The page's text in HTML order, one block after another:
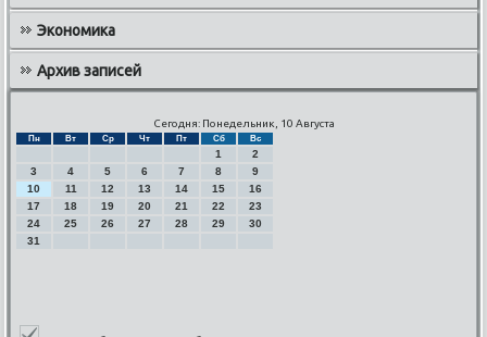
Экономика
Архив записей
Сегодня: Понедельник, 10 Августа
Пн Вт Ср Чт Пт Сб Вс
1
2
3
4 5 6 7 8
9
10
11 12 13 14 15
16
17
18 19 20 21 22
23
24
25 26 27 28 29
30
31